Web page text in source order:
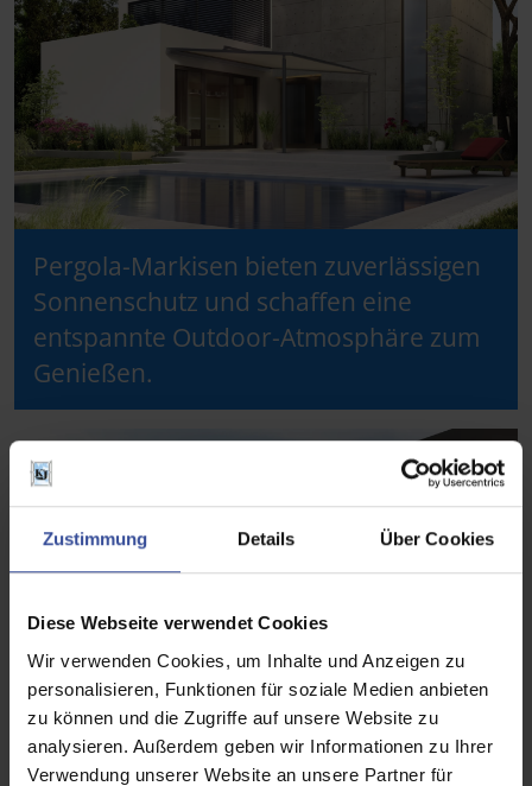
Zustimmung Details Über Cookies
Diese Webseite verwendet Cookies
Wir verwenden Cookies, um Inhalte und Anzeigen zu
personalisieren, Funktionen für soziale Medien anbieten
zu können und die Zugriffe auf unsere Website zu
analysieren. Außerdem geben wir Informationen zu Ihrer
Verwendung unserer Website an unsere Partner für
Pergola-Markisen bieten zuverlässigen
Sonnenschutz und schaffen eine
entspannte Outdoor-Atmosphäre zum
Genießen.